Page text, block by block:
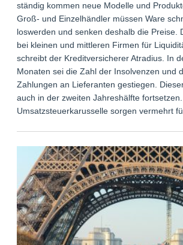
ständig kommen neue Modelle und
Groß- und Einzelhändler müssen Ware
loswerden und senken deshalb die Preise.
bei kleinen und mittleren Firmen für
schreibt der Kreditversicherer Atradius. In
Monaten sei die Zahl der Insolvenzen und
Zahlungen an Lieferanten gestiegen.
auch in der zweiten Jahreshälfte
Umsatzsteuerkarusselle sorgen vermehrt